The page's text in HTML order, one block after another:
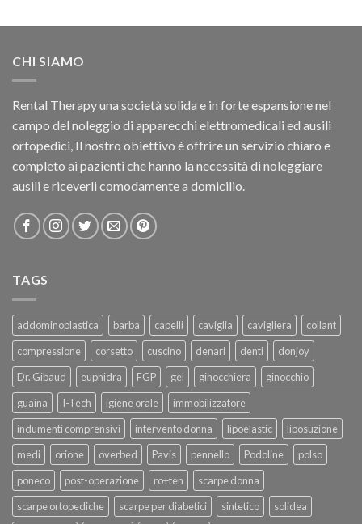
CHI SIAMO
Rental Therapy una società solida e in forte espansione nel
campo del noleggio di apparecchi elettromedicali ed ausili
ortopedici, Il nostro obiettivo è offrire un servizio chiaro e
completo ai pazienti che hanno la necessità di noleggiare
ausili e riceverli comodamente a domicilio.
TAGS
addominoplastica barba capelli caviglia cavigliera
collant
compressione
corsetto cuscino denari denti
donjoy
Dr. Gibaud
euphidra FGP gel ginocchiera
ginocchio
guaina
I-Tech igiene orale
immobilizzatore
indumenti comprensivi
intervento donna lipoelastic
liposuzione
medi
orione overbed Pavis pennello Podoline
polso
poneco
post-operazione ro+ten
scarpe donna
scarpe ortopediche
scarpe per diabetici sintetico
solidea